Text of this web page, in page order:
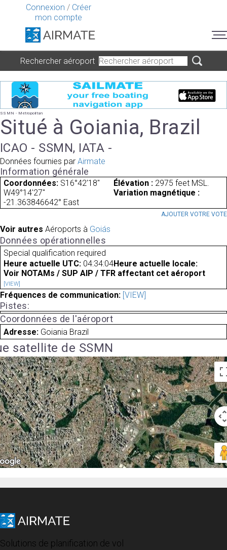
Connexion / Créer
mon compte
Rechercher aéroport
SSMN - Metropolitan
Situé à Goiania, Brazil
ICAO - SSMN, IATA -
Données fournies par Airmate
Information générale
Coordonnées: S16°42'18"
W49°14'27"
Élévation : 2975 feet MSL.
Variation magnétique :
-21.363846642° East
AJOUTER VOTRE VOTE
Voir autres Aéroports à Goiás
Données opérationnelles
Special qualification required
Heure actuelle UTC: 04:34:04Heure actuelle locale:
Voir NOTAMs / SUP AIP / TFR affectant cet aéroport
[VIEW]
Fréquences de communication: [VIEW]
Pistes:
Coordonnées de l'aéroport
Adresse: Goiania Brazil
satellite de SSMN
Solutions de planification de vol